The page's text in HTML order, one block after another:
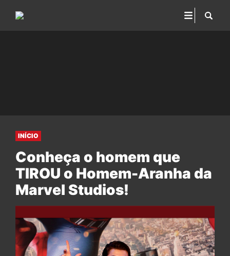
INÍCIO
Conheça o homem que
TIROU o Homem-Aranha da
Marvel Studios!